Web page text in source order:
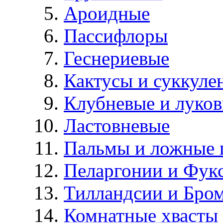
Ароидные
Пассифлоры
Геснериевые
Кактусы и
Клубневые и
Ластовневые
Пальмы и ложные
Пеларгонии и
Тилландсии и
Комнатные хвасты